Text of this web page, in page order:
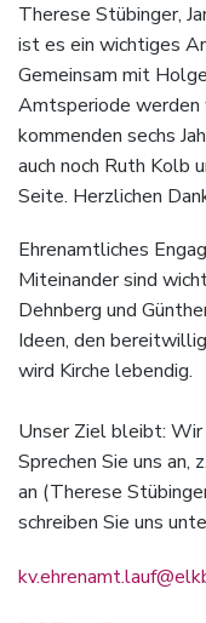
Therese Stübinger,
ist es ein wichtiges
Gemeinsam mit
Amtsperiode werden
kommenden sechs
auch noch Ruth Kolb
Seite. Herzlichen
Ehrenamtliches
Miteinander sind
Dehnberg und
Ideen, den
wird Kirche lebendig.
Unser Ziel bleibt: Wir
Sprechen Sie uns an,
an (Therese
schreiben Sie uns